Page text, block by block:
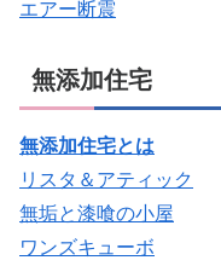
エアー断震
無添加住宅
無添加住宅とは
リスタ＆アティック
無垢と漆喰の小屋
ワンズキューボ